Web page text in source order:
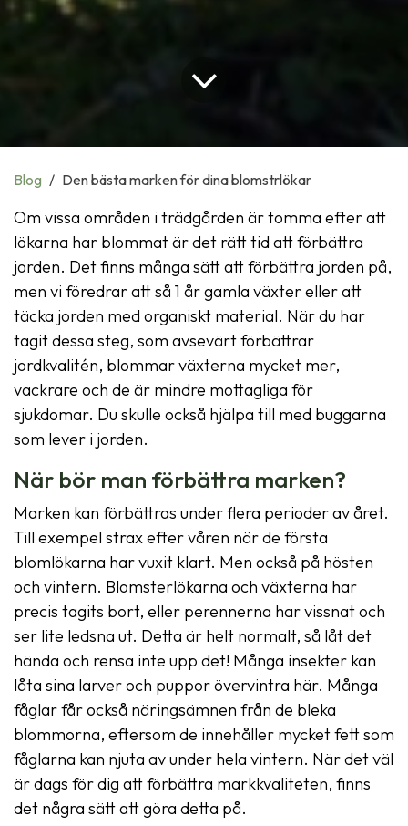
Blog Den bästa marken för dina blomstrlökar
Om vissa områden i trädgården är tomma efter att
lökarna har blommat är det rätt tid att förbättra
jorden. Det finns många sätt att förbättra jorden på,
men vi föredrar att så 1 år gamla växter eller att
täcka jorden med organiskt material. När du har
tagit dessa steg, som avsevärt förbättrar
jordkvalitén, blommar växterna mycket mer,
vackrare och de är mindre mottagliga för
sjukdomar. Du skulle också hjälpa till med buggarna
som lever i jorden.
När bör man förbättra marken?
Marken kan förbättras under flera perioder av året.
Till exempel strax efter våren när de första
blomlökarna har vuxit klart. Men också på hösten
och vintern. Blomsterlökarna och växterna har
precis tagits bort, eller perennerna har vissnat och
ser lite ledsna ut. Detta är helt normalt, så låt det
hända och rensa inte upp det! Många insekter kan
låta sina larver och puppor övervintra här. Många
fåglar får också näringsämnen från de bleka
blommorna, eftersom de innehåller mycket fett som
fåglarna kan njuta av under hela vintern. När det väl
är dags för dig att förbättra markkvaliteten, finns
det några sätt att göra detta på.